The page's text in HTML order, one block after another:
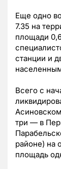
Еще одно
7.35 на
площади
станции и
Всего с
три — в
районе) на
площадь